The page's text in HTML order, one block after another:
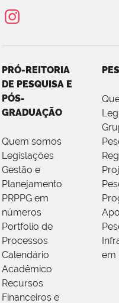
PRÓ-REITORIA
DE PESQUISA E
PÓS-
GRADUAÇÃO
Quem somos
Legislações
Gestão e
Planejamento
PRPPG em
números
Portfolio de
Processos
Calendário
Acadêmico
Recursos
Financeiros e
em